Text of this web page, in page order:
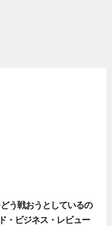
う戦おうとしているの
・ビジネス・レビュー